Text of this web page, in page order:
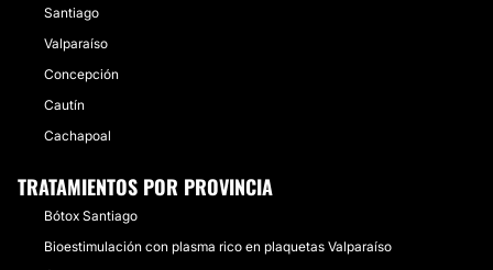
Santiago
Valparaíso
Concepción
Cautín
Cachapoal
TRATAMIENTOS POR PROVINCIA
Bótox Santiago
Bioestimulación con plasma rico en plaquetas Valparaíso